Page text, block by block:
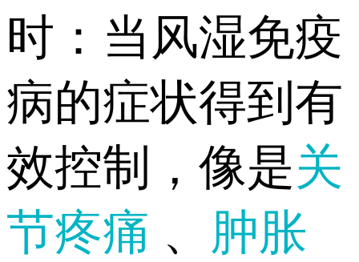
时：当风湿免疫
病的症状得到有
效控制，像是关
节疼痛 、 肿胀